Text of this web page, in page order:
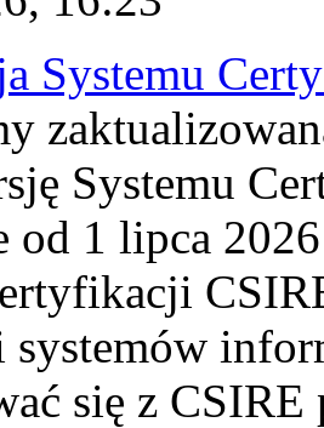
Systemu
Systemu
od 1 lipca
się z